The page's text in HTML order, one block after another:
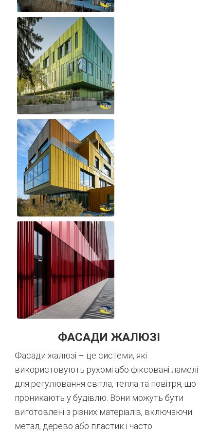
ФАСАДИ ЖАЛЮЗІ
Фасади жалюзі – це системи, які
використовують рухомі або фіксовані ламелі
для регулювання світла, тепла та повітря, що
проникають у будівлю. Вони можуть бути
виготовлені з різних матеріалів, включаючи
метал, дерево або пластик і часто